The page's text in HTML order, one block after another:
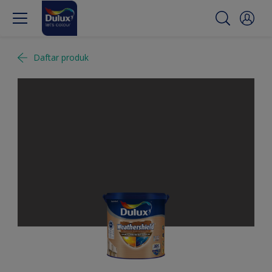
Daftar produk